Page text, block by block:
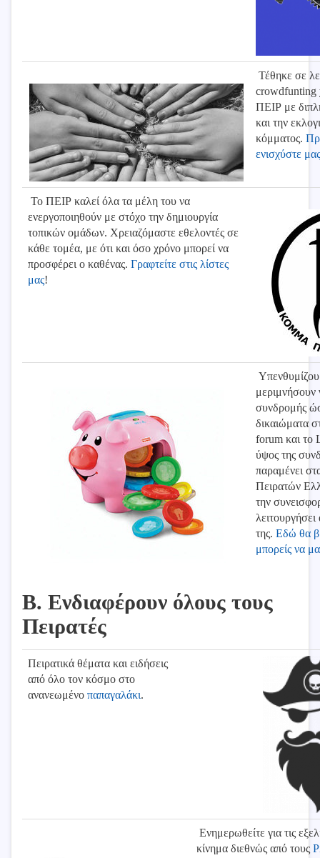
Τέθηκε σε
crowdfunting
ΠΕΙΡ με
και την
κόμματος.
ενισχύστε μας
Το ΠΕΙΡ καλεί όλα τα μέλη του να
ενεργοποιηθούν με στόχο την δημιουργία
τοπικών ομάδων. Χρειαζόμαστε εθελοντές σε
κάθε τομέα, με ότι και όσο χρόνο μπορεί να
προσφέρει ο καθένας. Γραφτείτε στις λίστες
μας!
μεριμνήσουν
συνδρομής
δικαιώματα
forum και το
ύψος της
παραμένει
Πειρατών
την
της. Εδώ θα
μπορείς να
Β. Ενδιαφέρουν όλους τους
Πειρατές
Πειρατικά θέματα και ειδήσεις
από όλο τον κόσμο στο
ανανεωμένο παπαγαλάκι.
Ενημερωθείτε για τις
κίνημα διεθνώς από τους